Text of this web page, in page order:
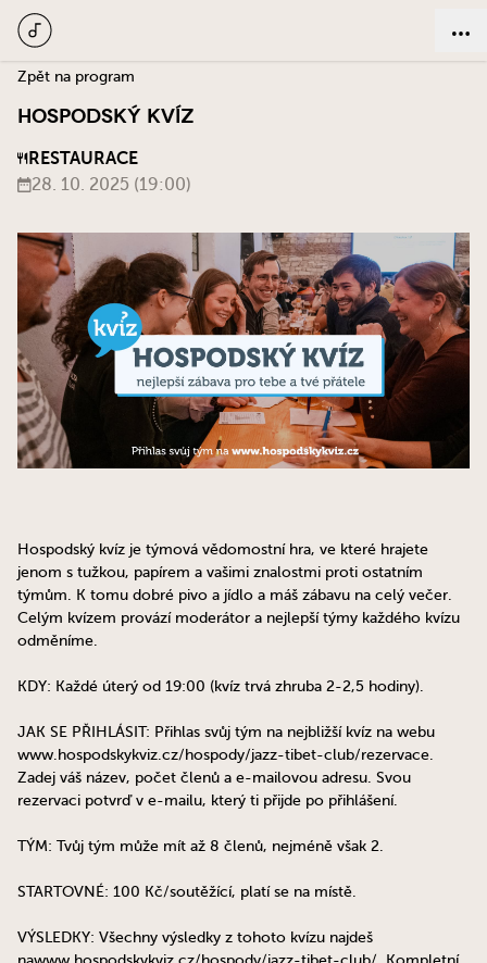
Zpět na program
HOSPODSKÝ KVÍZ
RESTAURACE
28. 10. 2025 (19:00)
Hospodský kvíz je týmová vědomostní hra, ve které hrajete
jenom s tužkou, papírem a vašimi znalostmi proti ostatním
týmům. K tomu dobré pivo a jídlo a máš zábavu na celý večer.
Celým kvízem provází moderátor a nejlepší týmy každého kvízu
odměníme.
KDY: Každé úterý od 19:00 (kvíz trvá zhruba 2-2,5 hodiny).
JAK SE PŘIHLÁSIT: Přihlas svůj tým na nejbližší kvíz na webu
www.hospodskykviz.cz/hospody/jazz-tibet-club/rezervace.
Zadej váš název, počet členů a e-mailovou adresu. Svou
rezervaci potvrď v e-mailu, který ti přijde po přihlášení.
TÝM: Tvůj tým může mít až 8 členů, nejméně však 2.
STARTOVNÉ: 100 Kč/soutěžící, platí se na místě.
VÝSLEDKY: Všechny výsledky z tohoto kvízu najdeš